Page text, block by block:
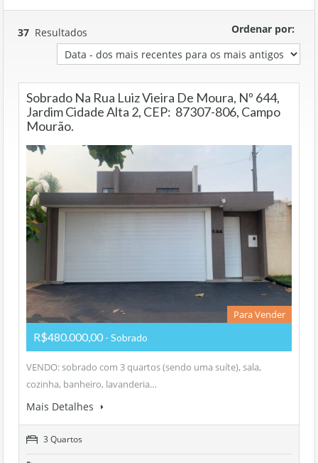
37 Resultados Ordenar por:
Sobrado Na Rua Luiz Vieira De Moura, Nº 644,
Jardim Cidade Alta 2, CEP: 87307-806, Campo
Mourão.
Para Vender
R$480.000,00 - Sobrado
VENDO: sobrado com 3 quartos (sendo uma suíte), sala,
cozinha, banheiro, lavanderia…
Mais Detalhes
3 Quartos